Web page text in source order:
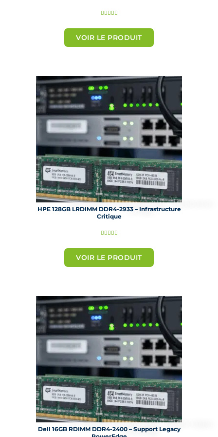
N
t
é
VOIR LE PRODUIT
HPE 128GB LRDIMM DDR4-2933 – Infrastructure
Critique
N
t
é
VOIR LE PRODUIT
Dell 16GB RDIMM DDR4-2400 – Support Legacy